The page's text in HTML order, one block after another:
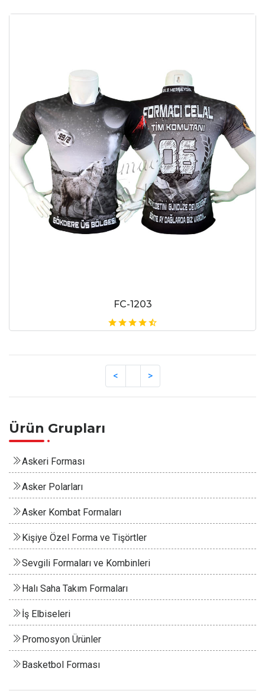
FC-1203
Ürün Grupları
Askeri Forması
Asker Polarları
Asker Kombat Formaları
Kişiye Özel Forma ve Tişörtler
Sevgili Formaları ve Kombinleri
Halı Saha Takım Formaları
İş Elbiseleri
Promosyon Ürünler
Basketbol Forması